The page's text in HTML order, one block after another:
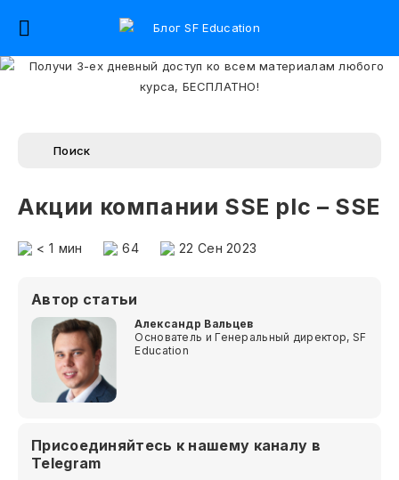
Акции компании SSE plc – SSE
< 1 мин 64 22 Сен 2023
Автор статьи
Александр Вальцев
Основатель и Генеральный директор, SF
Education
Присоединяйтесь к нашему каналу в
Telegram